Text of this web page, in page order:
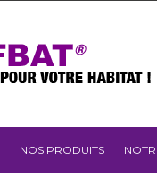
NOS PRODUITS